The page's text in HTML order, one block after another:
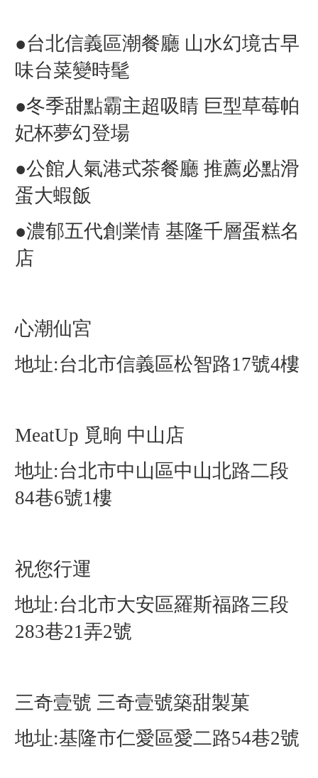
●台北信義區潮餐廳 山水幻境古早
味台菜變時髦
●冬季甜點霸主超吸睛 巨型草莓帕
妃杯夢幻登場
●公館人氣港式茶餐廳 推薦必點滑
蛋大蝦飯
●濃郁五代創業情 基隆千層蛋糕名
店
心潮仙宮
地址:台北市信義區松智路17號4樓
MeatUp 覓晌 中山店
地址:台北市中山區中山北路二段
84巷6號1樓
祝您行運
地址:台北市大安區羅斯福路三段
283巷21弄2號
三奇壹號 三奇壹號築甜製菓
地址:基隆市仁愛區愛二路54巷2號